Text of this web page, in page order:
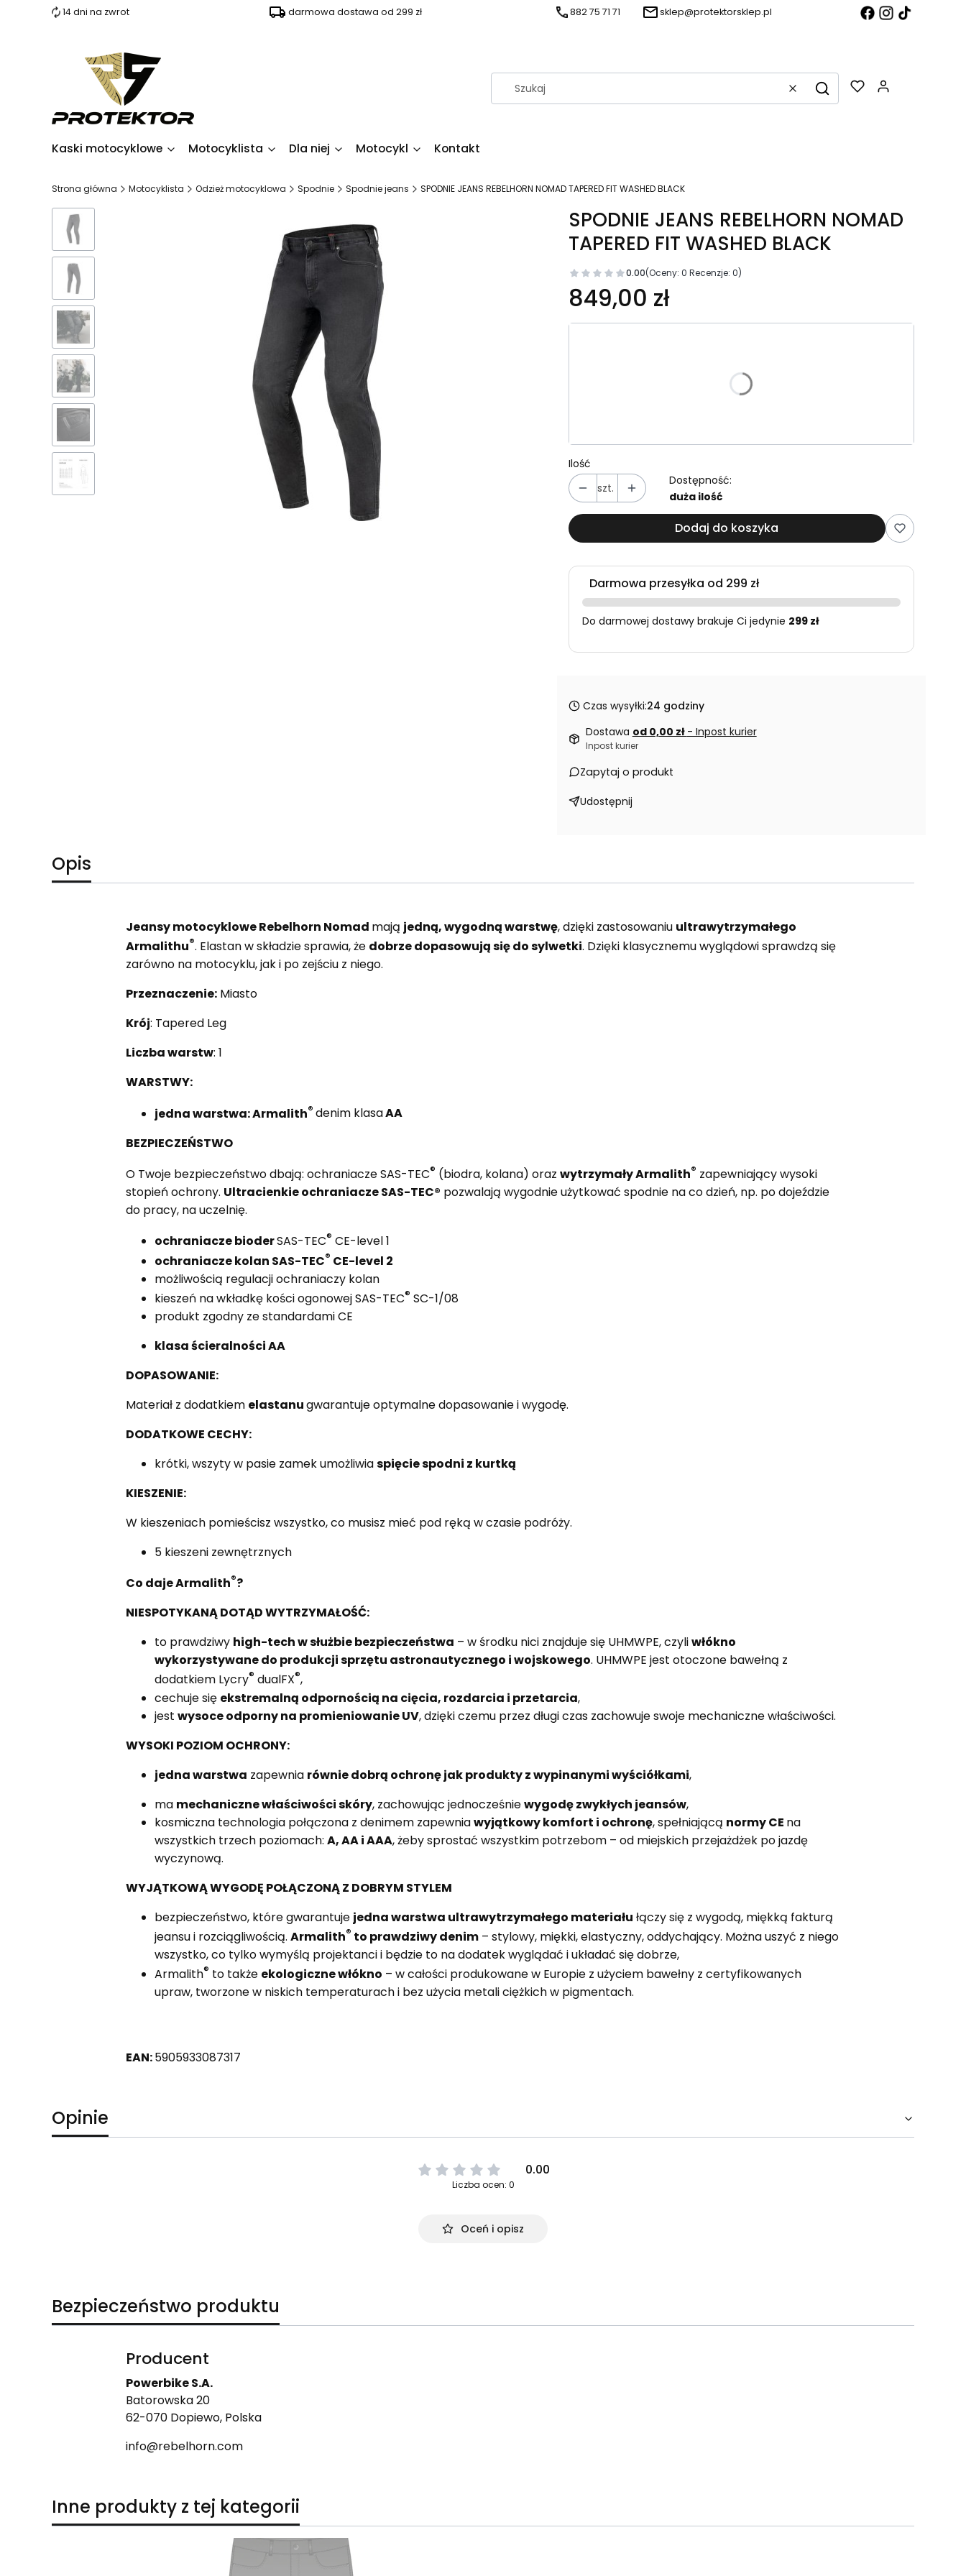
14 dni na zwrot darmowa dostawa od 299 zł 882 75 71 71 sklep@protektorsklep.pl
WyczyśćSzukaj
Kaski motocyklowe Motocyklista Dla niej Motocykl Kontakt
Strona główna Motocyklista Odzież motocyklowa Spodnie Spodnie jeans SPODNIE JEANS REBELHORN NOMAD TAPERED FIT WASHED BLACK
SPODNIE JEANS REBELHORN NOMAD
TAPERED FIT WASHED BLACK
0.00(Oceny: 0 Recenzje: 0)
Cena
849,00 zł
Ilość
szt.
Dostępność:
duża ilość
Dodaj do koszyka
Darmowa przesyłka od 299 zł
Do darmowej dostawy brakuje Ci jedynie 299 zł
Czas wysyłki:24 godziny
Dostawa od 0,00 zł - Inpost kurier
Inpost kurier
Zapytaj o produkt
Udostępnij
Opis
Jeansy motocyklowe Rebelhorn Nomad mają jedną, wygodną warstwę, dzięki zastosowaniu ultrawytrzymałego
Armalithu®. Elastan w składzie sprawia, że dobrze dopasowują się do sylwetki. Dzięki klasycznemu wyglądowi sprawdzą się
zarówno na motocyklu, jak i po zejściu z niego.
Przeznaczenie:Miasto
Krój: Tapered Leg
Liczba warstw: 1
WARSTWY:
jedna warstwa: Armalith® denim klasaAA
BEZPIECZEŃSTWO
O Twoje bezpieczeństwo dbają: ochraniacze SAS-TEC® (biodra, kolana) oraz wytrzymały Armalith® zapewniający wysoki
stopień ochrony. Ultracienkie ochraniacze SAS-TEC® pozwalają wygodnie użytkować spodnie na co dzień, np. po dojeździe
do pracy, na uczelnię.
ochraniacze bioderSAS-TEC® CE-level 1
ochraniacze kolan SAS-TEC® CE-level 2
możliwością regulacji ochraniaczy kolan
kieszeń na wkładkę kości ogonowej SAS-TEC® SC-1/08
produkt zgodny ze standardami CE
klasa ścieralności AA
DOPASOWANIE:
Materiał z dodatkiem elastanugwarantuje optymalne dopasowanie i wygodę.
DODATKOWE CECHY:
krótki, wszyty w pasie zamek umożliwiaspięcie spodni z kurtką
KIESZENIE:
W kieszeniach pomieścisz wszystko, co musisz mieć pod ręką w czasie podróży.
5 kieszeni zewnętrznych
Co daje Armalith®?
NIESPOTYKANĄ DOTĄD WYTRZYMAŁOŚĆ:
to prawdziwy high-tech w służbie bezpieczeństwa – w środku nici znajduje się UHMWPE, czyliwłókno
wykorzystywane do produkcji sprzętu astronautycznego i wojskowego. UHMWPE jest otoczone bawełną z
dodatkiem Lycry® dualFX®,
cechuje się ekstremalną odpornością na cięcia, rozdarcia i przetarcia,
jest wysoce odporny na promieniowanie UV, dzięki czemu przez długi czas zachowuje swoje mechaniczne właściwości.
WYSOKI POZIOM OCHRONY:
jedna warstwa zapewnia równie dobrą ochronę jak produkty z wypinanymi wyściółkami,
ma mechaniczne właściwości skóry, zachowując jednocześniewygodę zwykłych jeansów,
kosmiczna technologia połączona z denimem zapewniawyjątkowy komfort i ochronę, spełniającą normy CE na
wszystkich trzech poziomach: A, AA i AAA, żeby sprostać wszystkim potrzebom – od miejskich przejażdżek po jazdę
wyczynową.
WYJĄTKOWĄ WYGODĘ POŁĄCZONĄ Z DOBRYM STYLEM
bezpieczeństwo, które gwarantuje jedna warstwa ultrawytrzymałego materiału łączy się z wygodą, miękką fakturą
jeansu i rozciągliwością. Armalith® to prawdziwy denim– stylowy, miękki, elastyczny, oddychający. Można uszyć z niego
wszystko, co tylko wymyślą projektanci i będzie to na dodatek wyglądać i układać się dobrze,
Armalith® to także ekologiczne włókno – w całości produkowane w Europie z użyciem bawełny z certyfikowanych
upraw, tworzone w niskich temperaturach i bez użycia metali ciężkich w pigmentach.
EAN:5905933087317
Opinie
0.00
Liczba ocen: 0
Oceń i opisz
Bezpieczeństwo produktu
Producent
Powerbike S.A.
Batorowska 20
62-070 Dopiewo, Polska
info@rebelhorn.com
Inne produkty z tej kategorii